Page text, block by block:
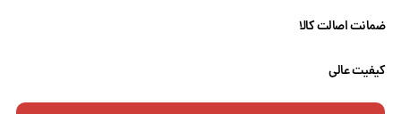
ضمانت اصالت کالا
کیفیت عالی